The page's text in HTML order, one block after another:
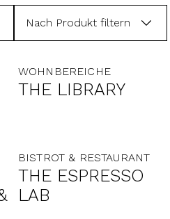
Nach Produkt filtern
WOHNBEREICHE
THE LIBRARY
BISTROT & RESTAURANT
THE ESPRESSO
LAB